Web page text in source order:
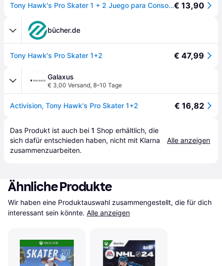
Tony Hawk's Pro Skater 1 + 2 Juego para Consola Microsoft Xbox One€ 13,90
bücher.de
Tony Hawk's Pro Skater 1+2 € 47,99
Galaxus
€ 3,00 Versand, 8–10 Tage
Activision, Tony Hawk's Pro Skater 1+2 € 16,82
Das Produkt ist auch bei 1 Shop erhältlich, die
sich dafür entschieden haben, nicht mit Klarna
zusammenzuarbeiten.
Alle anzeigen
Ähnliche Produkte
Wir haben eine Produktauswahl zusammengestellt, die für dich
interessant sein könnte. Alle anzeigen